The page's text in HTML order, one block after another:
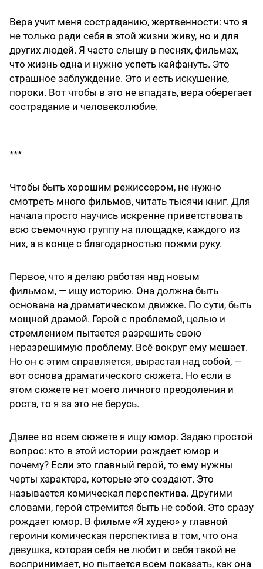
Вера учит меня состраданию, жертвенности: что я
не только ради себя в этой жизни живу, но и для
других людей. Я часто слышу в песнях, фильмах,
что жизнь одна и нужно успеть кайфануть. Это
страшное заблуждение. Это и есть искушение,
пороки. Вот чтобы в это не впадать, вера оберегает
сострадание и человеколюбие.
***
Чтобы быть хорошим режиссером, не нужно
смотреть много фильмов, читать тысячи книг. Для
начала просто научись искренне приветствовать
всю съемочную группу на площадке, каждого из
них, а в конце с благодарностью пожми руку.
Первое, что я делаю работая над новым
фильмом, — ищу историю. Она должна быть
основана на драматическом движке. По сути, быть
мощной драмой. Герой с проблемой, целью и
стремлением пытается разрешить свою
неразрешимую проблему. Всё вокруг ему мешает.
Но он с этим справляется, вырастая над собой, —
вот основа драматического сюжета. Но если в
этом сюжете нет моего личного преодоления и
роста, то я за это не берусь.
Далее во всем сюжете я ищу юмор. Задаю простой
вопрос: кто в этой истории рождает юмор и
почему? Если это главный герой, то ему нужны
черты характера, которые это создают. Это
называется комическая перспектива. Другими
словами, герой стремится быть не собой. Это сразу
рождает юмор. В фильме «Я худею» у главной
героини комическая перспектива в том, что она
девушка, которая себя не любит и себя такой не
воспринимает, но пытается всем показать, как она